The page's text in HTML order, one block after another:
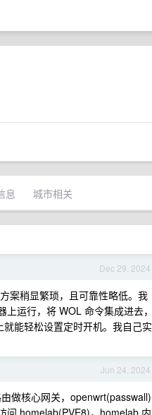
息 城市相关
Dec 29, 2024
案稍显繁琐，且可靠性略低。我
运行，将 WOL 命令集成进去，
能轻松设置定时开机。我自己实
Jun 24, 2024
做核心网关，openwrt(passwall)
问 homelab(PVE8)，homelab 内